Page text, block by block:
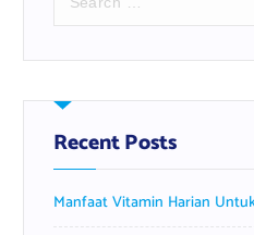
r
h
f
o
:
Recent Posts
Manfaat Vitamin Harian